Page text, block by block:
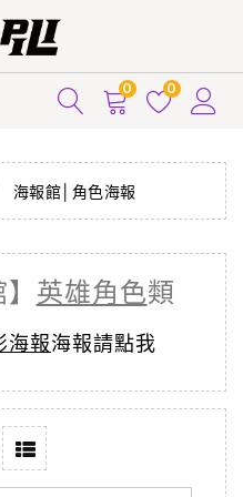
0 0
海報館│角色海報
英雄角色類
海報海報請點我